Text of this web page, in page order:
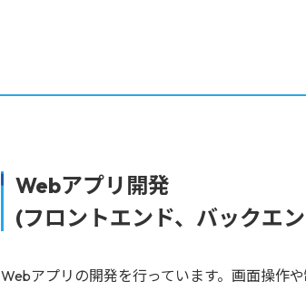
Webアプリ開発
(フロントエンド、バックエ
Webアプリの開発を行っています。画面操作